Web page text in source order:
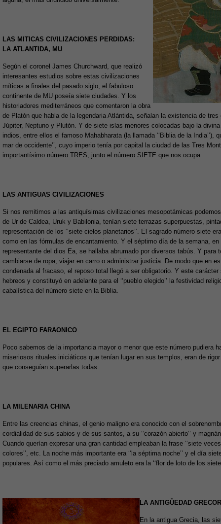
LAS MITICAS CIVILIZACIONES PERDIDAS:
LA ATLANTIDA, MU
Según el coronel James Churchward, que realizó
interesantes estudios sobre estas civilizaciones
míticas a finales del pasado siglo, el fabuloso
continente de MU poseía siete ciudades. Y los
historiadores mediterráneos que comentaron la obra
de Platón que habla de la legendaria Atlántida, señalan la existencia de
Júpiter, Neptuno y Plutón. Y de siete islas menores colocadas bajo la
indios, entre ellos el famoso Mahabharata (la llamada ‘‘Biblia de la
mar de occidente’’, cuyo imperio tenía por capital la ciudad de las Tres
importantísimo número TRES, junto el número SIETE que nos ocupa.
LAS ANTIGUAS CIVILIZACIONES
Si nos remitimos a las antiquísimas civilizaciones mesopotámicas podemos
de Ur de Caldea, Uruk y Babilonia, tenían siete terrazas superpuestas,
representación de los ‘‘siete cielos planetarios’’. El sagrado número
como en las fórmulas de encantamiento. Y el séptimo día de la semana,
representante del dios Ea, se hallaba abrumado por diversos tabús. Y
cambiarse de ropa, viajar en carro o administrar justicia. De modo que en
condenada al fracaso, el reposo total llegó a ser obligatorio. Y este
hebreos y constituyó en adelante para el ‘‘pueblo elegido’’ la festividad
cabalística del número siete en la Biblia.
EL EGIPTO FARAONICO
Poco sabemos de la importancia mayor o menor que este número pudiera
miseriosos rituales iniciáticos que tenían lugar en sus templos, eran de
que conseguían superarlas todas.
LA MILENARIA CHINA
Entre las creencias chinas, el genio maligno era conocido con el
cordialidad de sus sabios y de sus santos, a su ‘‘corazón abierto’’ y
Cuando querían expresar una gran cantidad empleaban la frase ‘‘siete
colores’’, etc. La noche más importante era ‘‘la séptima noche’’ y el día
populares. Así como el más preciado amuleto era la ‘‘flor de loto de los siete
LA ANTIGÜEDAD
En la antigua Grecia, las